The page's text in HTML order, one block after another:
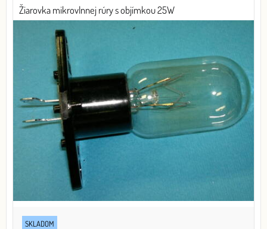
Žiarovka mikrovlnnej rúry s objímkou 25W
SKLADOM